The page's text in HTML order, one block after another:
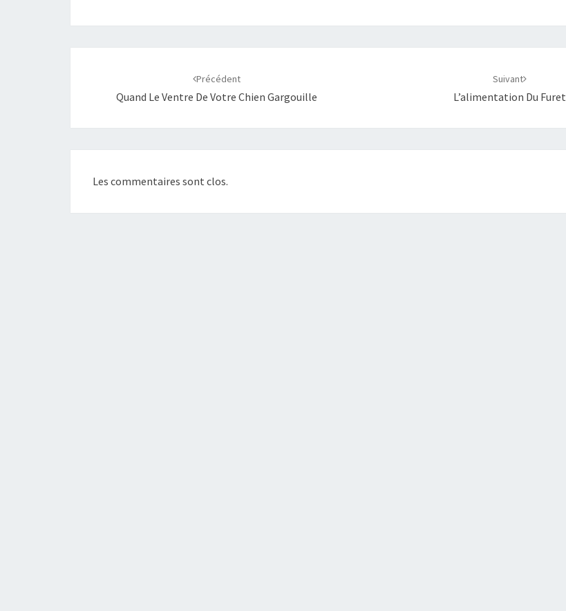
Précédent
Quand Le Ventre De Votre Chien Gargouille
Suivant
L’alimentation Du Furet
Les commentaires sont clos.